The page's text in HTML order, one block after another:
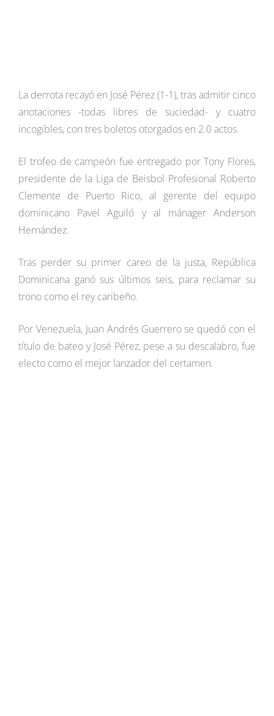
La derrota recayó en José Pérez (1-1), tras admitir cinco
anotaciones -todas libres de suciedad- y cuatro
incogibles, con tres boletos otorgados en 2.0 actos.
El trofeo de campeón fue entregado por Tony Flores,
presidente de la Liga de Beisbol Profesional Roberto
Clemente de Puerto Rico, al gerente del equipo
dominicano Pavel Aguiló y al mánager Anderson
Hernández.
Tras perder su primer careo de la justa, República
Dominicana ganó sus últimos seis, para reclamar su
trono como el rey caribeño.
Por Venezuela, Juan Andrés Guerrero se quedó con el
título de bateo y José Pérez, pese a su descalabro, fue
electo como el mejor lanzador del certamen.